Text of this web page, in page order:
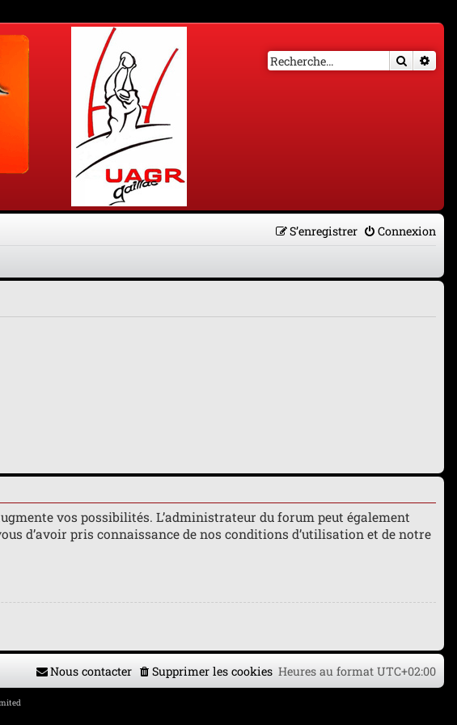
Connexion
S’enregistrer
vos possibilités. L’administrateur du forum peut également
d’avoir pris connaissance de nos conditions d’utilisation et de notre
Heures au format UTC+02:00
Supprimer les cookies
Nous contacter